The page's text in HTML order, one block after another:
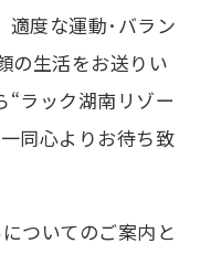
適度な運動･バラン
の生活をお送りい
“ラック湖南リゾー
同心よりお待ち致
ついてのご案内と